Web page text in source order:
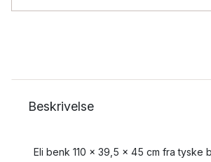
Beskrivelse
Eli benk 110 x 39,5 x 45 cm fra tyske